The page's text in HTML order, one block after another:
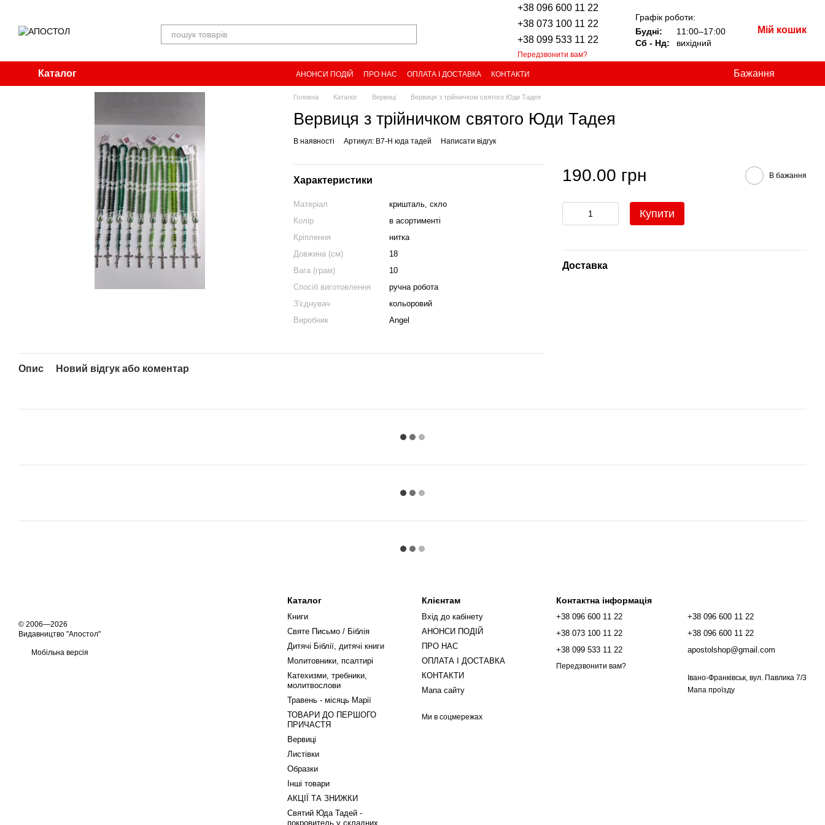
+38 096 600 11 22
+38 073 100 11 22
+38 099 533 11 22
Передзвонити вам?
Графік роботи:
Будні:
11:00–17:00
Сб - Нд:
вихідний
Мій кошик
Каталог АНОНСИ ПОДІЙ ПРО НАС ОПЛАТА І ДОСТАВКА КОНТАКТИ Бажання
Головна Каталог Вервиці Вервиця з трійничком святого Юди Тадея
Вервиця з трійничком святого Юди Тадея
В наявності Артикул: В7-Н юда тадей Написати відгук
Характеристики
Матеріал
кришталь, скло
Колір
в асортименті
Кріплення
нитка
Довжина (см)
18
Вага (грам)
10
Спосіб виготовлення
ручна робота
З'єднувач
кольоровий
Виробник
Angel
190.00 грн В бажання
Купити
Доставка
Опис Новий відгук або коментар
© 2006—2026
Видавництво "Апостол"
Мобільна версія
Каталог
Книги
Святе Письмо / Біблія
Дитячі Біблії, дитячі книги
Молитовники, псалтирі
Катехизми, требники,
молитвослови
Травень - місяць Марії
ТОВАРИ ДО ПЕРШОГО
ПРИЧАСТЯ
Вервиці
Листівки
Образки
Інші товари
АКЦІЇ ТА ЗНИЖКИ
Святий Юда Тадей -
покровитель у складних
Клієнтам
Вхід до кабінету
АНОНСИ ПОДІЙ
ПРО НАС
ОПЛАТА І ДОСТАВКА
КОНТАКТИ
Мапа сайту
Ми в соцмережах
Контактна інформація
+38 096 600 11 22
+38 073 100 11 22
+38 099 533 11 22
Передзвонити вам?
+38 096 600 11 22
+38 096 600 11 22
apostolshop@gmail.com
Івано-Франківськ, вул. Павлика 7/3
Мапа проїзду